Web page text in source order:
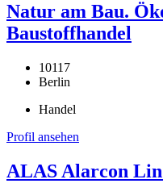
Natur am Bau.
Baustoffhandel
10117
Berlin
Handel
Profil ansehen
ALAS Alarcon